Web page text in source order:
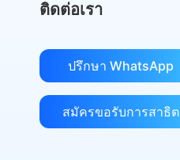
ติดต่อเรา
ปรึกษา WhatsApp
สมัครขอรับการสาธิต